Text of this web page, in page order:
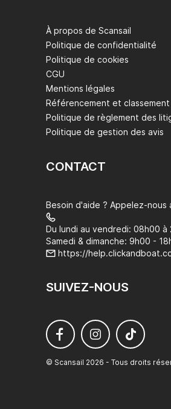
À propos de Scansail
Politique de confidentialité
Politique de cookies
CGU
Mentions légales
Référencement et
Politique de règlement des
Politique de gestion des avis
CONTACT
Besoin d'aide ? Appelez-nous
Du lundi au vendredi: 08h00 à
Samedi & dimanche: 9h00 -
https://
SUIVEZ-NOUS
© Scansail 2026 - Tous droits